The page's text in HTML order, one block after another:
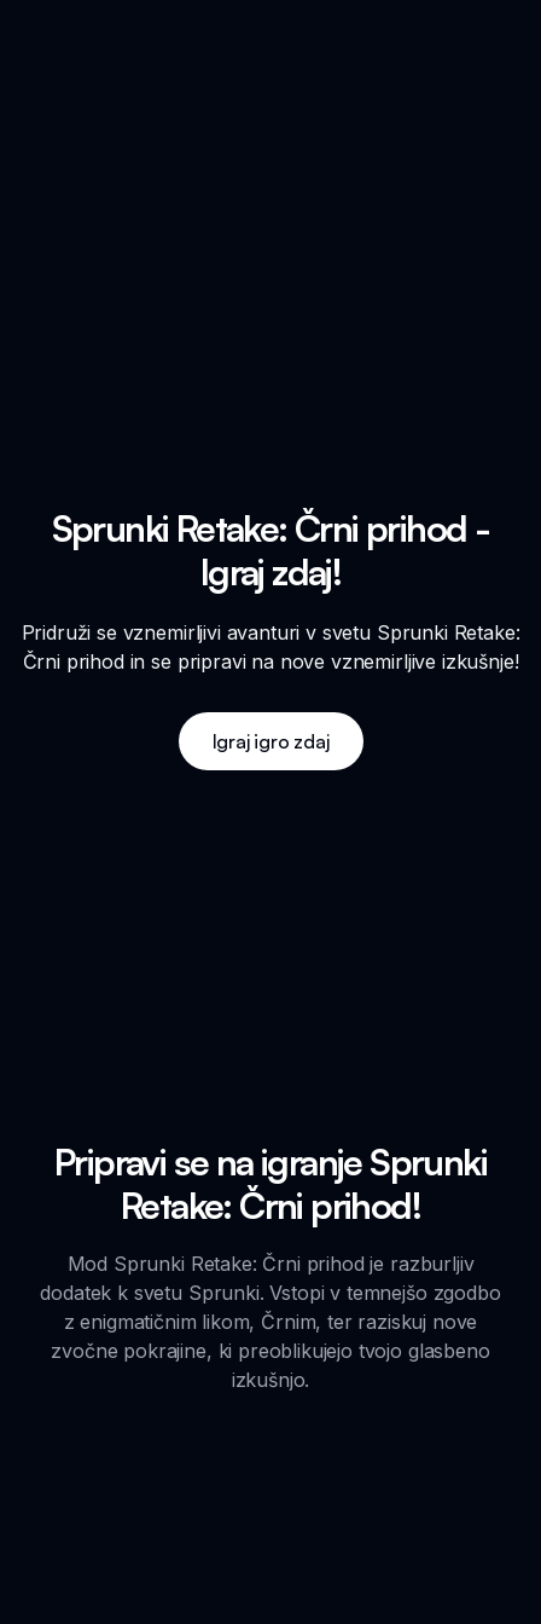
Sprunki Retake: Črni prihod -
Igraj zdaj!
Pridruži se vznemirljivi avanturi v svetu Sprunki Retake:
Črni prihod in se pripravi na nove vznemirljive izkušnje!
Igraj igro zdaj
Pripravi se na igranje Sprunki
Retake: Črni prihod!
Mod Sprunki Retake: Črni prihod je razburljiv
dodatek k svetu Sprunki. Vstopi v temnejšo zgodbo
z enigmatičnim likom, Črnim, ter raziskuj nove
zvočne pokrajine, ki preoblikujejo tvojo glasbeno
izkušnjo.